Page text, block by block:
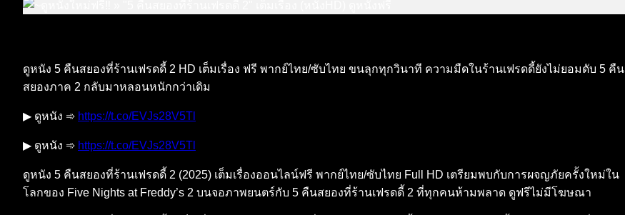
ดูหนัง 5 คืนสยองที่ร้านเฟรดดี้ 2 HD เต็มเรื่อง ฟรี พากย์ไทย/ซับไทย ขนลุกทุกวินาที ความมืดในร้านเฟรดดี้ยังไม่ยอมดับ 5 คืน
สยองภาค 2 กลับมาหลอนหนักกว่าเดิม
▶ ดูหนัง ➾ https://t.co/EVJs28V5Tl
▶ ดูหนัง ➾ https://t.co/EVJs28V5Tl
ดูหนัง 5 คืนสยองที่ร้านเฟรดดี้ 2 (2025) เต็มเรื่องออนไลน์ฟรี พากย์ไทย/ซับไทย Full HD เตรียมพบกับการผจญภัยครั้งใหม่ใน
โลกของ Five Nights at Freddy’s 2 บนจอภาพยนตร์กับ 5 คืนสยองที่ร้านเฟรดดี้ 2 ที่ทุกคนห้ามพลาด ดูฟรีไม่มีโฆษณา